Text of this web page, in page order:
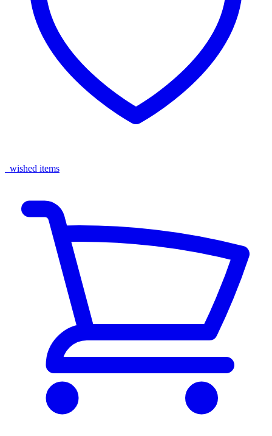
wished items